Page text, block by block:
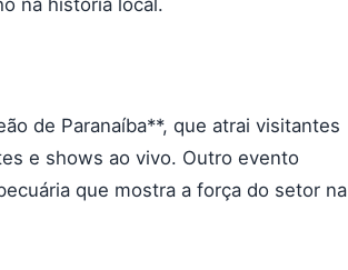
na história local.
de Paranaíba**, que atrai visitantes
e shows ao vivo. Outro evento
que mostra a força do setor na